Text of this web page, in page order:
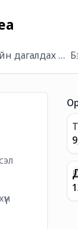
дагалдах